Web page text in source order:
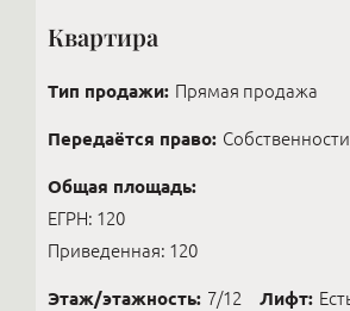
Квартира
Тип продажи: Прямая продажа
Передаётся право: Собственности
Общая площадь:
ЕГРН: 120
Приведенная: 120
Этаж/этажность: 7/12 Лифт: